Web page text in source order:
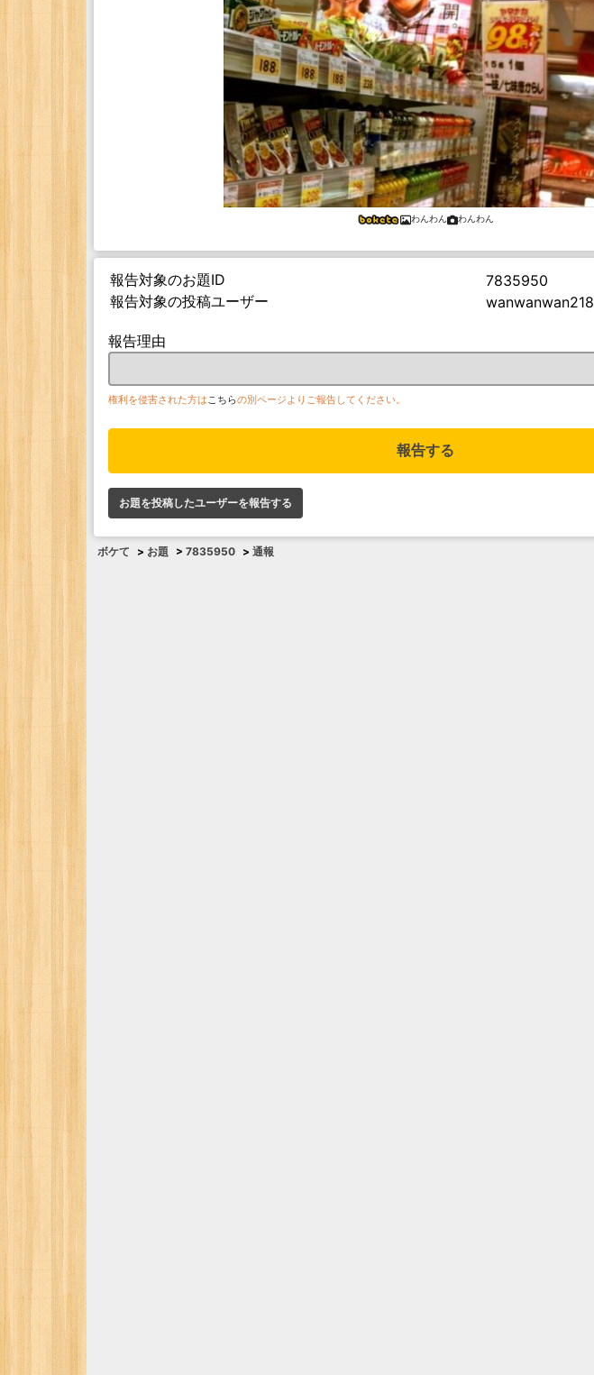
わんわん わんわん
報告対象のお題ID
7835950
報告対象の投稿ユーザー
wanwanwan218
報告理由
権利を侵害された方はこちらの別ページよりご報告してください。
報告する
お題を投稿したユーザーを報告する
ボケて > お題 > 7835950 > 通報